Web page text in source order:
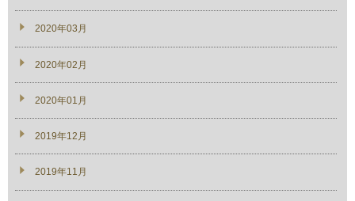
2020年03月
2020年02月
2020年01月
2019年12月
2019年11月